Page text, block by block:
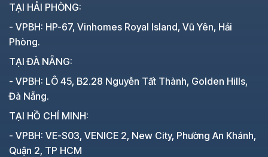
TẠI HẢI PHÒNG:
- VPBH: HP-67, Vinhomes Royal Island, Vũ Yên, Hải
Phòng.
TẠI ĐÀ NẴNG:
- VPBH: LÔ 45, B2.28 Nguyễn Tất Thành, Golden Hills,
Đà Nẵng.
TẠI HỒ CHÍ MINH:
- VPBH: VE-S03, VENICE 2, New City, Phường An Khánh,
Quận 2, TP HCM